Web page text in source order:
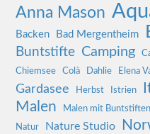
Anna Mason
Backen
Bad Mergentheim
Buntstifte Camping
Chiemsee Colà Dahlie Elena
Gardasee Herbst Istrien
Malen Malen mit Buntstiften
Natur Nature Studio